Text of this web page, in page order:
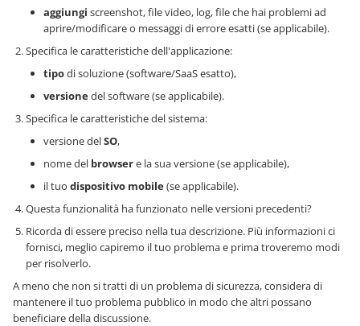
aggiungi screenshot, file video, log, file che hai problemi ad
aprire/modificare o messaggi di errore esatti (se applicabile).
Specifica le caratteristiche dell'applicazione:
tipodi soluzione (software/SaaS esatto),
versionedel software (se applicabile).
Specifica le caratteristiche del sistema:
versione delSO,
nome del browsere la sua versione (se applicabile),
il tuo dispositivo mobile(se applicabile).
Questa funzionalità ha funzionato nelle versioni precedenti?
Ricorda di essere preciso nella tua descrizione. Più informazioni ci
fornisci, meglio capiremo il tuo problema e prima troveremo modi
per risolverlo.
A meno che non si tratti di un problema di sicurezza, considera di
mantenere il tuo problema pubblico in modo che altri possano
beneficiare della discussione.